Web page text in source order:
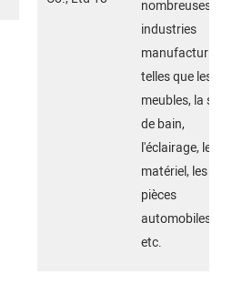
nombreuses
industries
telles que les
meubles, la salle
de bain,
l'éclairage, le
matériel, les
pièces
automobiles,
etc.